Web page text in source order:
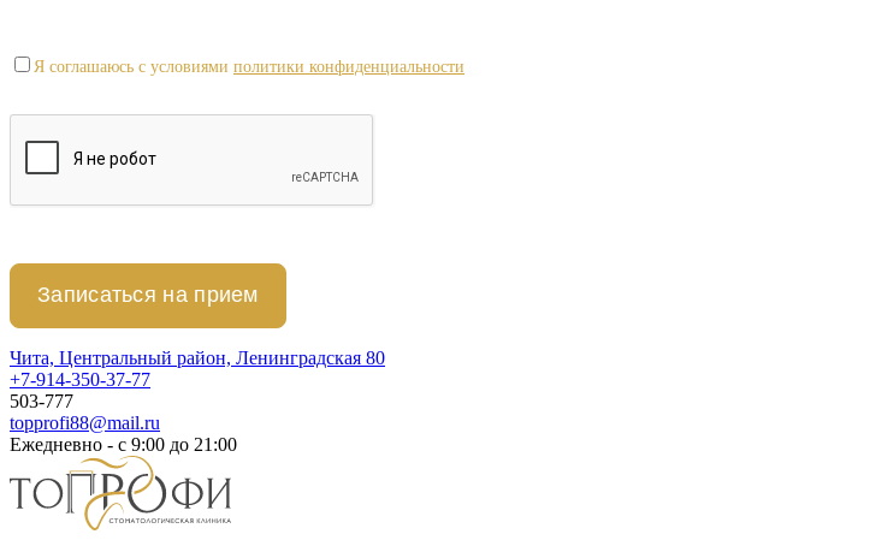
Я соглашаюсь с условиями политики конфиденциальности
Чита, Центральный район, Ленинградская 80
+7-914-350-37-77
503-777
topprofi88@mail.ru
Ежедневно - с 9:00 до 21:00